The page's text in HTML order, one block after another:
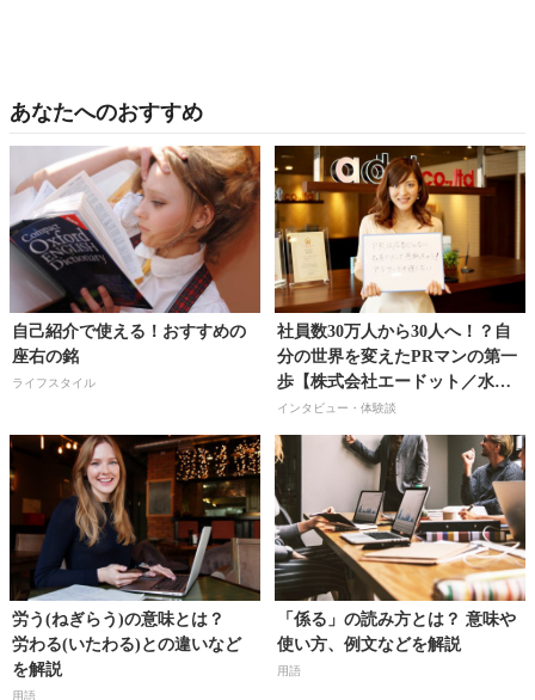
あなたへのおすすめ
自己紹介で使える！おすすめの
座右の銘
ライフスタイル
社員数30万人から30人へ！？自
分の世界を変えたPRマンの第一
歩【株式会社エードット／水上
瞳さん】
インタビュー・体験談
労う(ねぎらう)の意味とは？
労わる(いたわる)との違いなど
を解説
用語
「係る」の読み方とは？ 意味や
使い方、例文などを解説
用語